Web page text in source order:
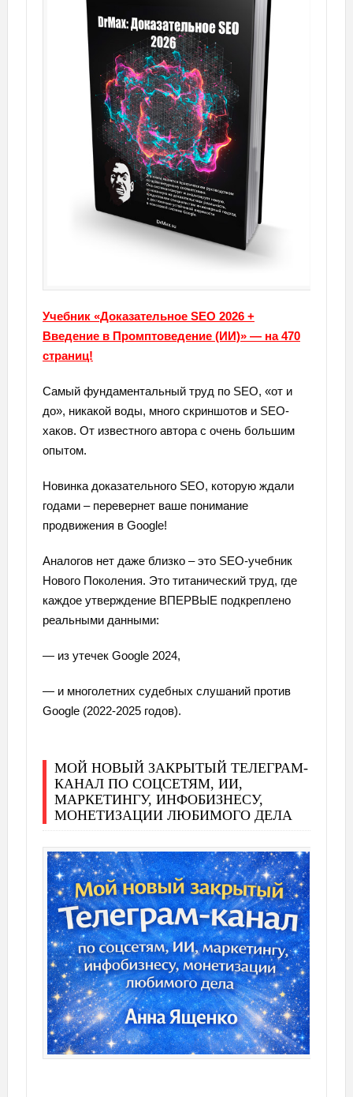
Учебник «Доказательное SEO 2026 +
Введение в Промптоведение (ИИ)» — на 470
страниц!
Самый фундаментальный труд по SEO, «от и
до», никакой воды, много скриншотов и SEO-
хаков. От известного автора с очень большим
опытом.
Новинка доказательного SEO, которую ждали
годами – перевернет ваше понимание
продвижения в Google!
Аналогов нет даже близко – это SEO-учебник
Нового Поколения. Это титанический труд, где
каждое утверждение ВПЕРВЫЕ подкреплено
реальными данными:
— из утечек Google 2024,
— и многолетних судебных слушаний против
Google (2022-2025 годов).
МОЙ НОВЫЙ ЗАКРЫТЫЙ ТЕЛЕГРАМ-
КАНАЛ ПО СОЦСЕТЯМ, ИИ,
МАРКЕТИНГУ, ИНФОБИЗНЕСУ,
МОНЕТИЗАЦИИ ЛЮБИМОГО ДЕЛА